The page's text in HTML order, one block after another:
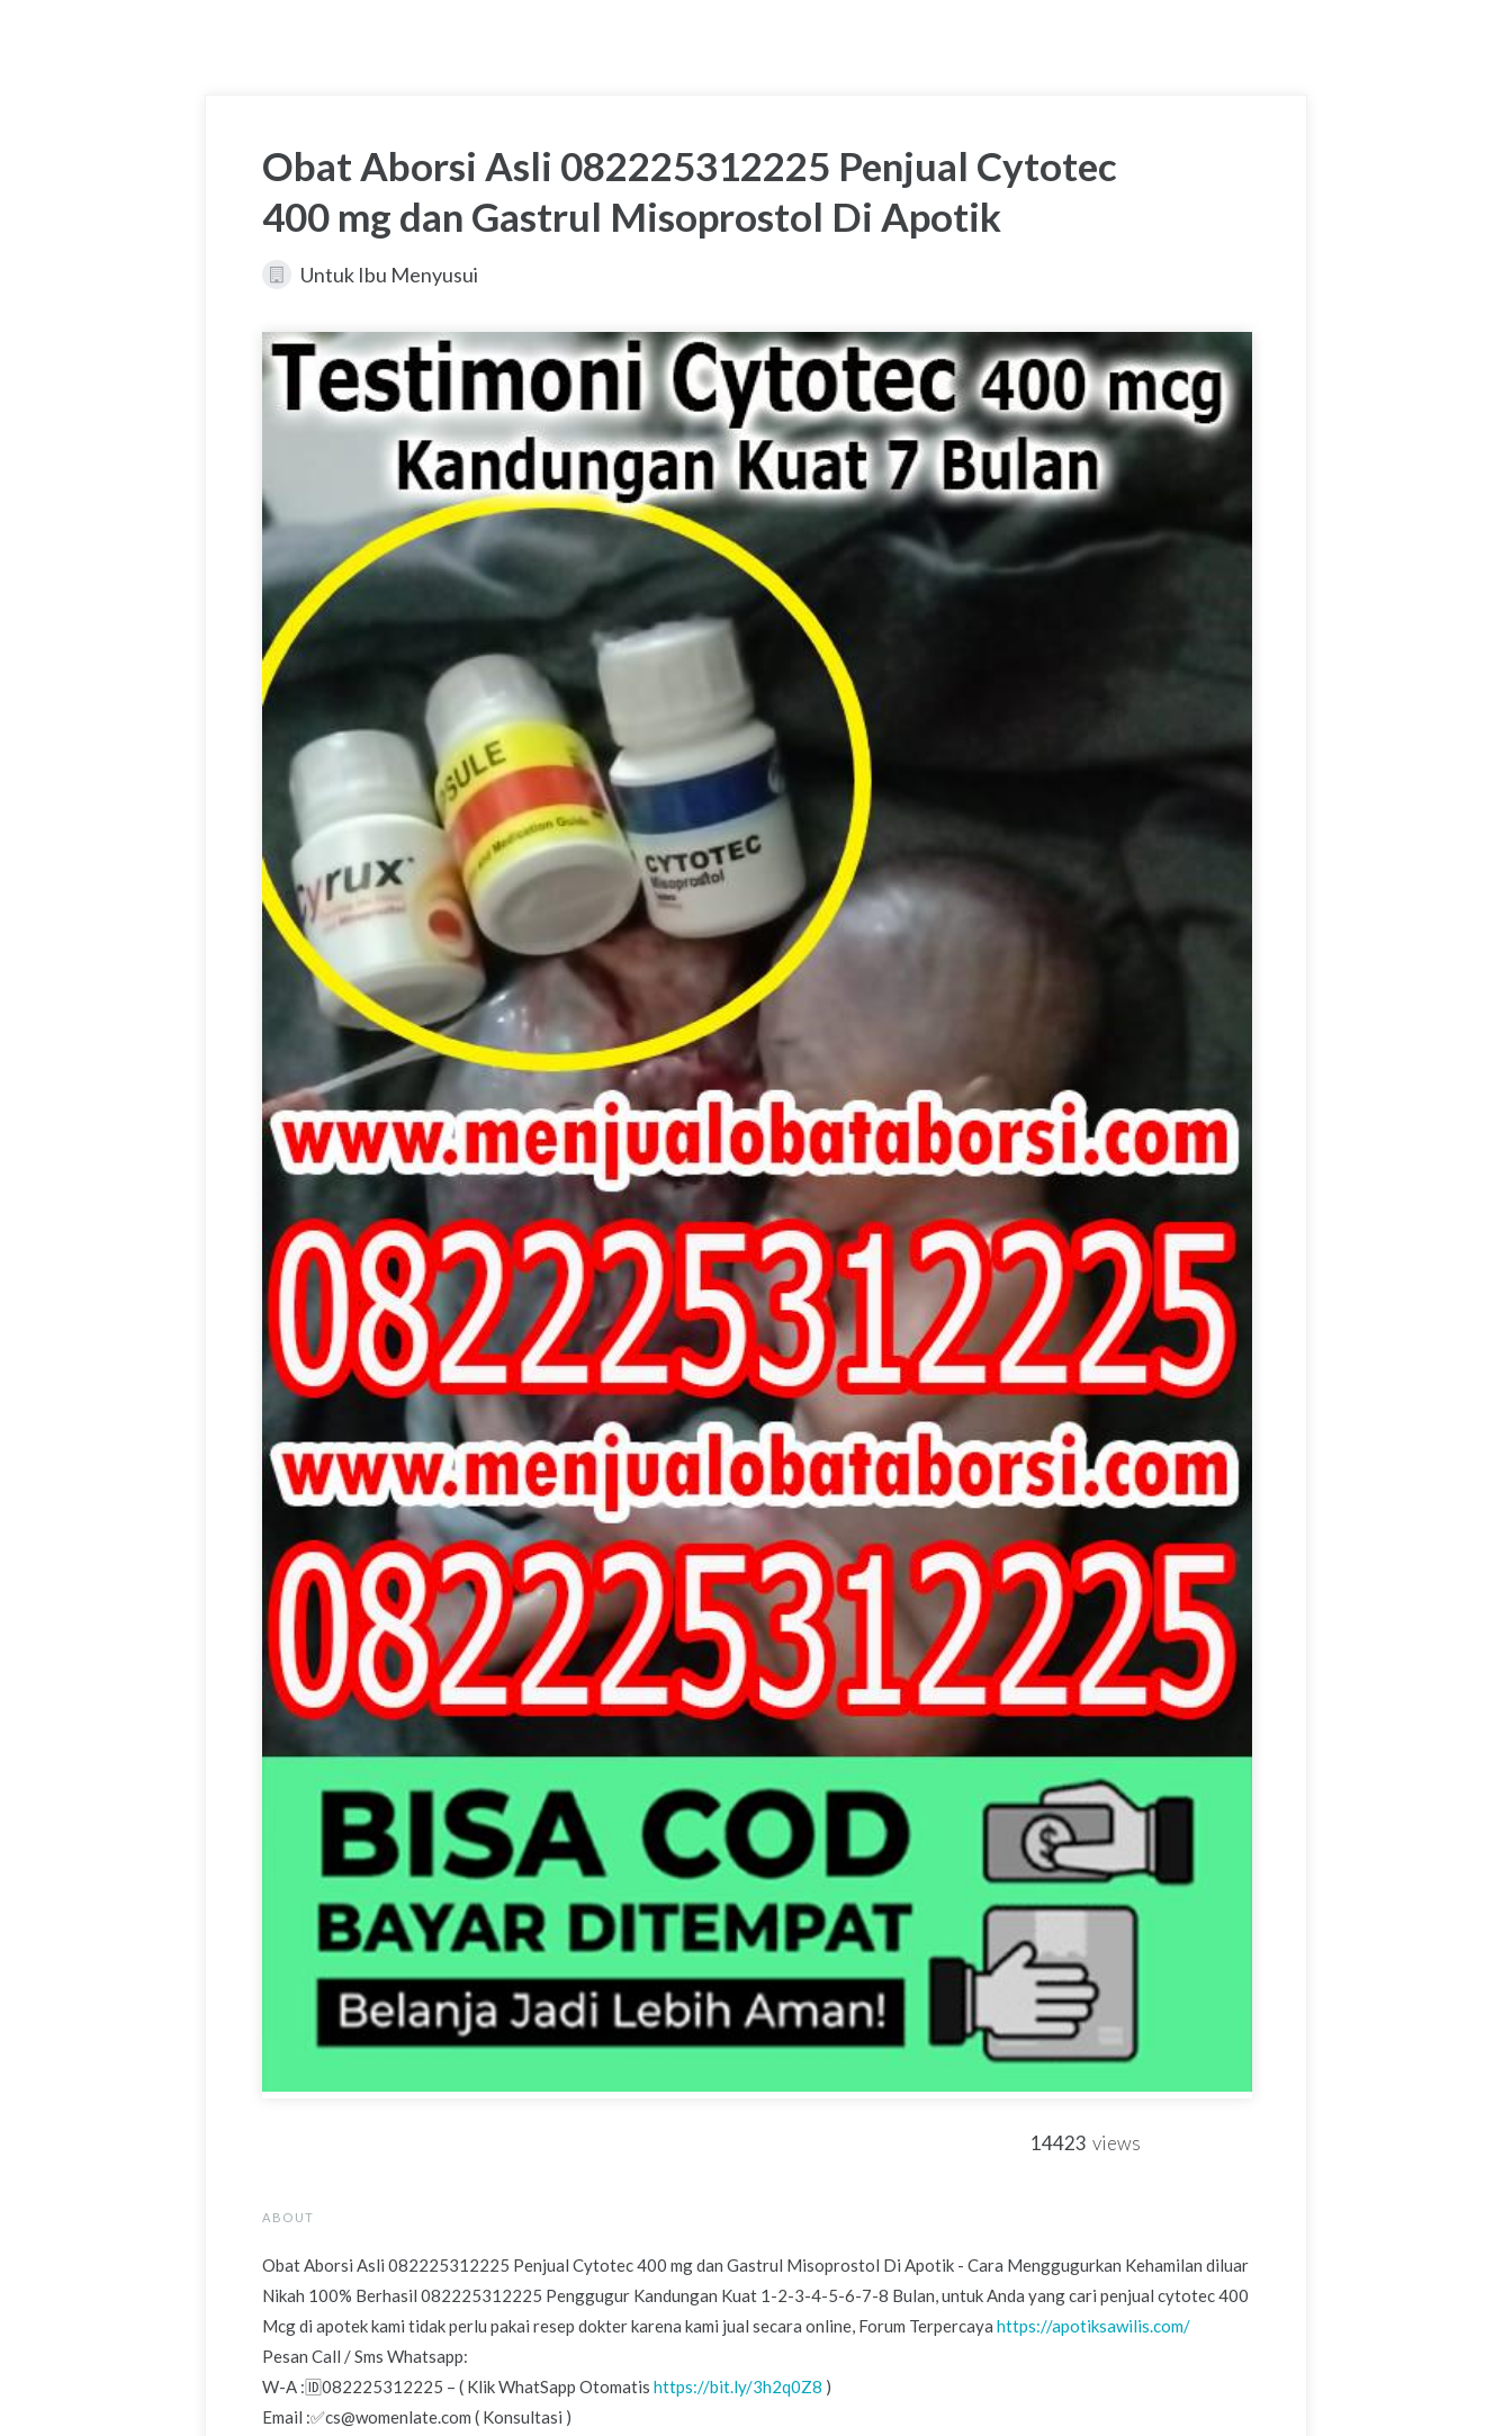
Obat Aborsi Asli 082225312225 Penjual Cytotec
400 mg dan Gastrul Misoprostol Di Apotik
Untuk Ibu Menyusui
14423 views
ABOUT
Obat Aborsi Asli 082225312225 Penjual Cytotec 400 mg dan Gastrul Misoprostol Di Apotik - Cara Menggugurkan Kehamilan diluar
Nikah 100% Berhasil 082225312225 Penggugur Kandungan Kuat 1-2-3-4-5-6-7-8 Bulan, untuk Anda yang cari penjual cytotec 400
Mcg di apotek kami tidak perlu pakai resep dokter karena kami jual secara online, Forum Terpercaya https://apotiksawilis.com/
Pesan Call / Sms Whatsapp:
W-A :🆔082225312225 – ( Klik WhatSapp Otomatis https://bit.ly/3h2q0Z8 )
Email :✅cs@womenlate.com ( Konsultasi )